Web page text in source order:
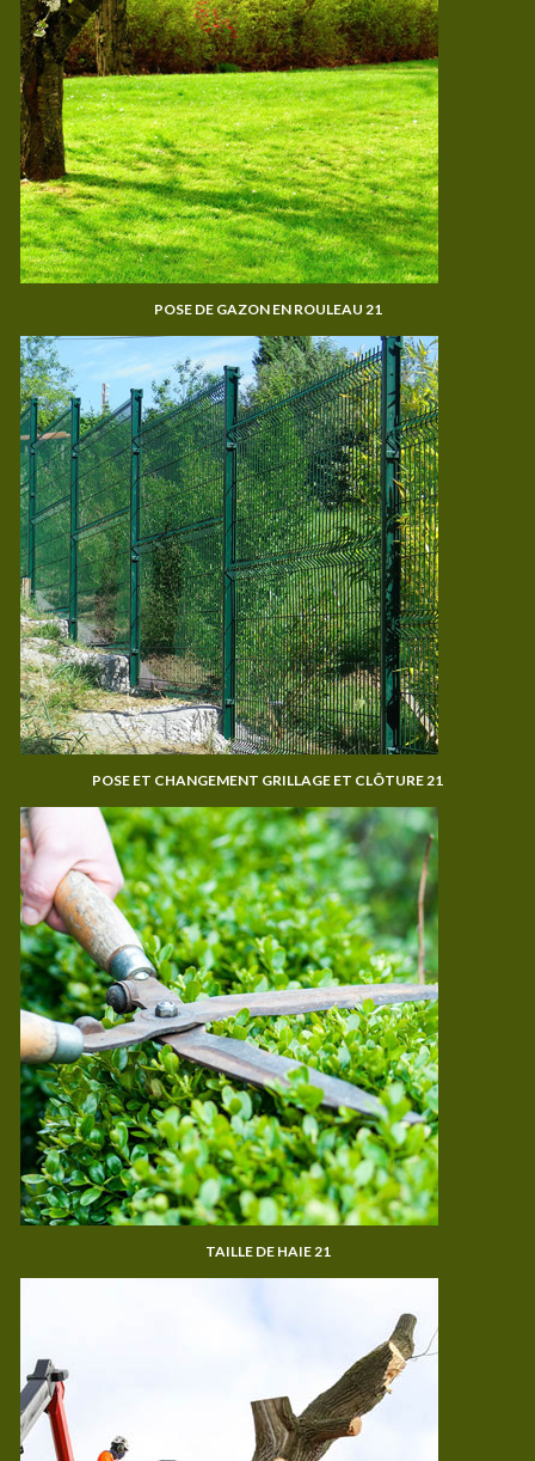
POSE DE GAZON EN ROULEAU 21
POSE ET CHANGEMENT GRILLAGE ET CLÔTURE 21
TAILLE DE HAIE 21